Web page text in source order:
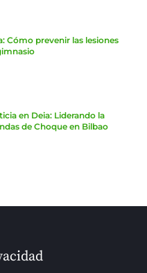
Cómo prevenir las lesiones
en Deia: Liderando la
de Choque en Bilbao